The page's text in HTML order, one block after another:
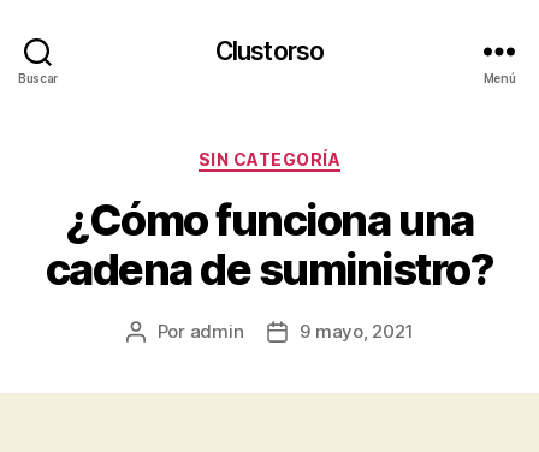
Buscar
Clustorso
Menú
Categorías
SIN CATEGORÍA
¿Cómo funciona una
cadena de suministro?
Autor
Por admin
Fecha9 mayo, 2021